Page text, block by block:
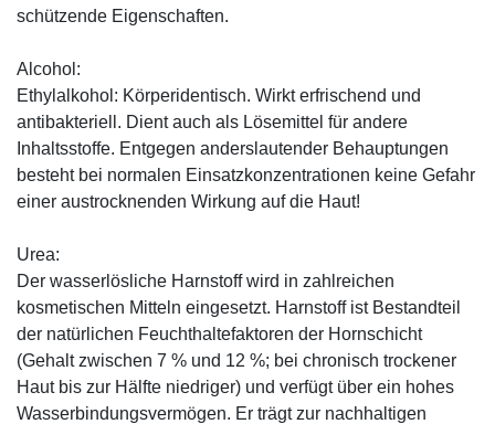
schützende Eigenschaften.
Alcohol:
Ethylalkohol: Körperidentisch. Wirkt erfrischend und
antibakteriell. Dient auch als Lösemittel für andere
Inhaltsstoffe. Entgegen anderslautender Behauptungen
besteht bei normalen Einsatzkonzentrationen keine Gefahr
einer austrocknenden Wirkung auf die Haut!
Urea:
Der wasserlösliche Harnstoff wird in zahlreichen
kosmetischen Mitteln eingesetzt. Harnstoff ist Bestandteil
der natürlichen Feuchthaltefaktoren der Hornschicht
(Gehalt zwischen 7 % und 12 %; bei chronisch trockener
Haut bis zur Hälfte niedriger) und verfügt über ein hohes
Wasserbindungsvermögen. Er trägt zur nachhaltigen